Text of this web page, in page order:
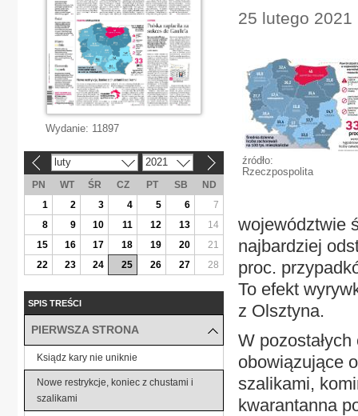
25 lutego 2021
źródło:
Rzeczpospolita
województwie
najbardziej
proc.
To efekt
z Olsztyna.
W
obowiązujące
szalikami,
kwarantanna
Wydanie: 11897
luty 2021
PN WT ŚR CZ PT SB
ND
1
2 3 4 5 6
7
8
9 10 11 12 13
14
15
16 17 18 19 20
21
22
23 24 25 26 27 28
SPIS TREŚCI
PIERWSZA STRONA
Ksiądz kary nie uniknie
Nowe restrykcje, koniec z chustami i
szalikami